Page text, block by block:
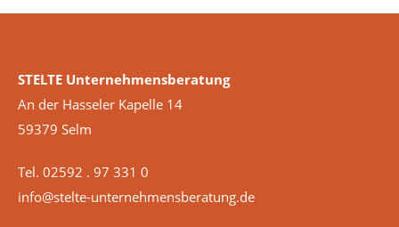
STELTE Unternehmensberatung
An der Hasseler Kapelle 14
59379 Selm
Tel. 02592 . 97 331 0
info@stelte-unternehmensberatung.de